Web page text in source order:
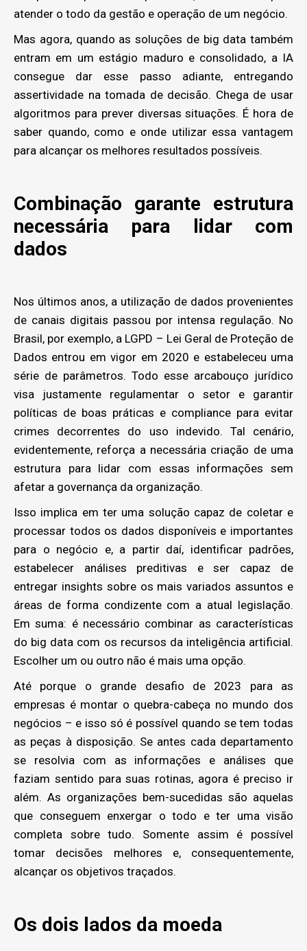
atender o todo da gestão e operação de um negócio.
Mas agora, quando as soluções de big data também
entram em um estágio maduro e consolidado, a IA
consegue dar esse passo adiante, entregando
assertividade na tomada de decisão. Chega de usar
algoritmos para prever diversas situações. É hora de
saber quando, como e onde utilizar essa vantagem
para alcançar os melhores resultados possíveis.
Combinação garante estrutura
necessária para lidar com
dados
Nos últimos anos, a utilização de dados provenientes
de canais digitais passou por intensa regulação. No
Brasil, por exemplo, a LGPD – Lei Geral de Proteção de
Dados entrou em vigor em 2020 e estabeleceu uma
série de parâmetros. Todo esse arcabouço jurídico
visa justamente regulamentar o setor e garantir
políticas de boas práticas e compliance para evitar
crimes decorrentes do uso indevido. Tal cenário,
evidentemente, reforça a necessária criação de uma
estrutura para lidar com essas informações sem
afetar a governança da organização.
Isso implica em ter uma solução capaz de coletar e
processar todos os dados disponíveis e importantes
para o negócio e, a partir daí, identificar padrões,
estabelecer análises preditivas e ser capaz de
entregar insights sobre os mais variados assuntos e
áreas de forma condizente com a atual legislação.
Em suma: é necessário combinar as características
do big data com os recursos da inteligência artificial.
Escolher um ou outro não é mais uma opção.
Até porque o grande desafio de 2023 para as
empresas é montar o quebra-cabeça no mundo dos
negócios – e isso só é possível quando se tem todas
as peças à disposição. Se antes cada departamento
se resolvia com as informações e análises que
faziam sentido para suas rotinas, agora é preciso ir
além. As organizações bem-sucedidas são aquelas
que conseguem enxergar o todo e ter uma visão
completa sobre tudo. Somente assim é possível
tomar decisões melhores e, consequentemente,
alcançar os objetivos traçados.
Os dois lados da moeda